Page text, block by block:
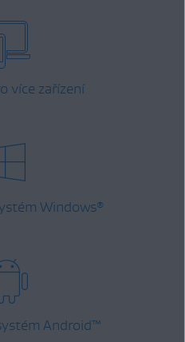
více zařízení
Windows®
Android™